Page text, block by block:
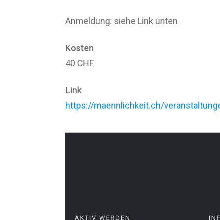
Anmeldung: siehe Link unten
Kosten
40 CHF
Link
https://maennlichkeit.ch/
AKTIV WERDEN